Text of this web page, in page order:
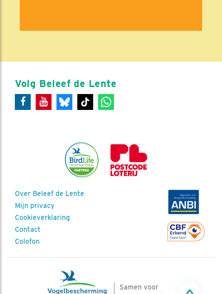
Volg Beleef de Lente
Over Beleef de Lente
Mijn privacy
Cookieverklaring
Contact
Colofon
Samen voor